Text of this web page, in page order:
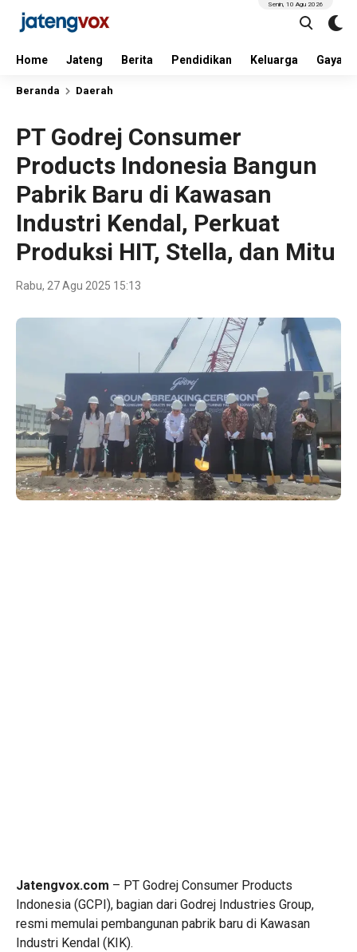
Home Jateng Berita Pendidikan Keluarga Gaya
Senin, 10 Agu 2026
Beranda Daerah
PT Godrej Consumer
Products Indonesia Bangun
Pabrik Baru di Kawasan
Industri Kendal, Perkuat
Produksi HIT, Stella, dan Mitu
Rabu, 27 Agu 2025 15:13
Jatengvox.com – PT Godrej Consumer Products
Indonesia (GCPI), bagian dari Godrej Industries Group,
resmi memulai pembangunan pabrik baru di Kawasan
Industri Kendal (KIK).